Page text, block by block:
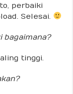
perbaiki
Selesai.
bagaimana?
tinggi.